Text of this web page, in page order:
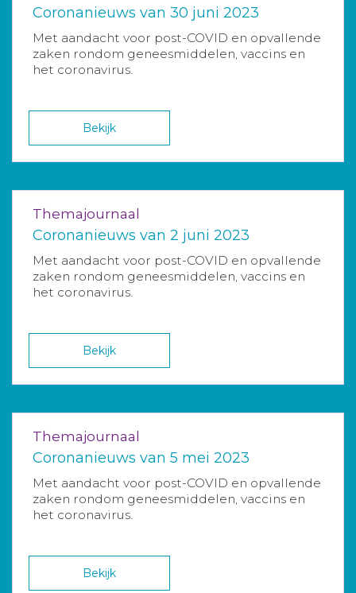
Coronanieuws van 30 juni 2023
Met aandacht voor post-COVID en opvallende
zaken rondom geneesmiddelen, vaccins en
het coronavirus.
Bekijk
Themajournaal
Coronanieuws van 2 juni 2023
Met aandacht voor post-COVID en opvallende
zaken rondom geneesmiddelen, vaccins en
het coronavirus.
Bekijk
Themajournaal
Coronanieuws van 5 mei 2023
Met aandacht voor post-COVID en opvallende
zaken rondom geneesmiddelen, vaccins en
het coronavirus.
Bekijk